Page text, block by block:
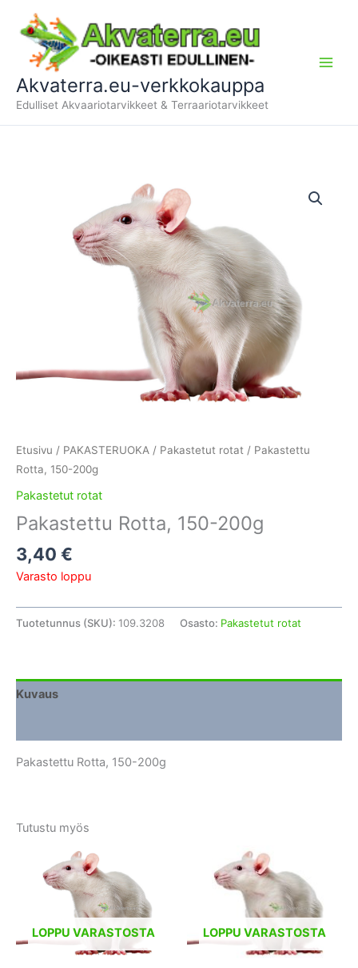
sisältöön
Akvaterra.eu-verkkokauppa
Edulliset Akvaariotarvikkeet & Terraariotarvikkeet
Etusivu / PAKASTERUOKA / Pakastetut rotat / Pakastettu
Rotta, 150-200g
Pakastetut rotat
Pakastettu Rotta, 150-200g
3,40 €
Varasto loppu
Tuotetunnus (SKU): 109.3208 Osasto: Pakastetut rotat
Kuvaus
Pakastettu Rotta, 150-200g
Tutustu myös
LOPPU VARASTOSTA LOPPU VARASTOSTA